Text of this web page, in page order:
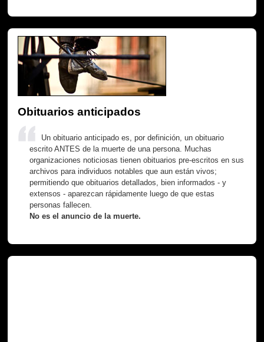
Obituarios anticipados
Un obituario anticipado es, por definición, un obituario
escrito ANTES de la muerte de una persona. Muchas
organizaciones noticiosas tienen obituarios pre-escritos en sus
archivos para individuos notables que aun están vivos;
permitiendo que obituarios detallados, bien informados - y
extensos - aparezcan rápidamente luego de que estas
personas fallecen.
No es el anuncio de la muerte.